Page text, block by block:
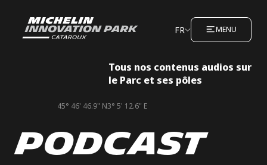
FR MENU
Tous nos contenus audios sur
le Parc et ses pôles
45° 46' 46.9" N3° 5' 12.6" E
PODCAST